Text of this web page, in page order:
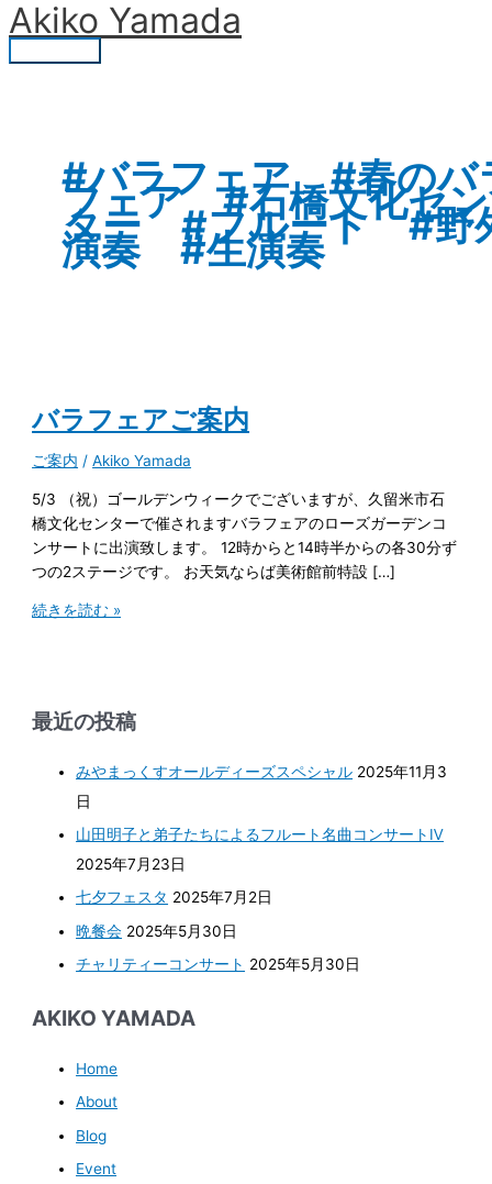
内
容
を
Akiko Yamada
メ
ュ
ー
#バラフェア #春のバ
フェア #石橋文化セン
ター #フルート #野
演奏 #生演奏
バラフェアご案内
ご案内 /Akiko Yamada
5/3 （祝）ゴールデンウィークでございますが、久留米市石
橋文化センターで催されますバラフェアのローズガーデンコ
ンサートに出演致します。 12時からと14時半からの各30分ず
つの2ステージです。 お天気ならば美術館前特設 […]
バ
ラ
フ
続きを読む »
最近の投稿
みやまっくすオールディーズスペシャル 2025年11月3
日
山田明子と弟子たちによるフルート名曲コンサートⅣ
2025年7月23日
七夕フェスタ 2025年7月2日
晩餐会 2025年5月30日
チャリティーコンサート 2025年5月30日
AKIKO YAMADA
Home
About
Blog
Event
検
索